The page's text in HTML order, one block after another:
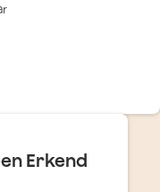
Erkend